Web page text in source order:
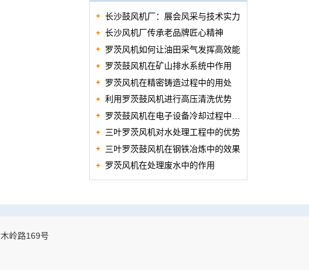
长沙鼓风机厂：展会风采与技术实力
长沙风机厂传承老品牌匠心精神
罗茨风机如何让油田采气发挥高效能
罗茨鼓风机在矿山排水系统中作用
罗茨风机在精密铸造过程中的用处
利用罗茨鼓风机进行高压清洗优势
罗茨鼓风机在电子设备冷却过程中的
作用
三叶罗茨风机对水处理工程中的优势
三叶罗茨鼓风机在钢铁冶炼中的效果
罗茨风机在处理废水中的作用
岭路169号